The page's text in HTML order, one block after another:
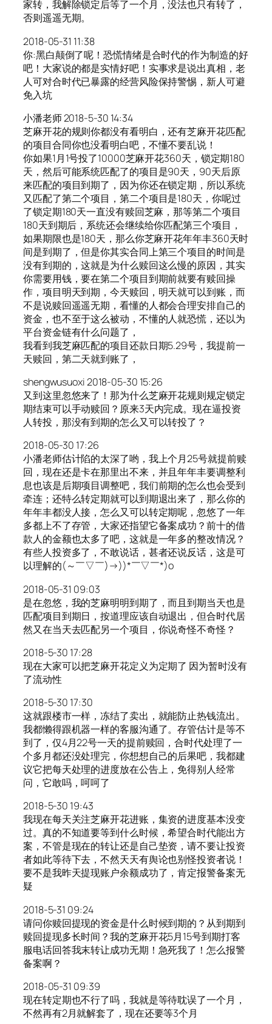
家转，我解除锁定后等了一个月，没法也只有转了，
否则遥遥无期。
2018-05-31 11:38
你:黑白颠倒了呢！恐慌情绪是合时代的作为制造的好
吧！大家说的都是实情好吧！实事求是说出真相，老
人可对合时代已暴露的经营风险保持警惕，新人可避
免入坑
小潘老师 2018-5-30 14:34
芝麻开花的规则你都没有看明白，还有芝麻开花匹配
的项目合同你也没看明白吧，不懂不要乱说！
你如果1月1号投了10000芝麻开花360天，锁定期180
天，然后可能系统匹配了的项目是90天，90天后原
来匹配的项目到期了，因为你还在锁定期，所以系统
又匹配了第二个项目，第二个项目是180天，你呢过
了锁定期180天一直没有赎回芝麻，那等第二个项目
180天到期后，系统还会继续给你匹配第三个项目，
如果期限也是180天，那么你芝麻开花年年丰360天时
间是到期了，但是你其实合同上第三个项目的时间是
没有到期的，这就是为什么赎回这么慢的原因，其实
你需要用钱，要在第二个项目到期前就要有赎回操
作，项目明天到期，今天赎回，明天就可以到账，而
不是说赎回遥遥无期，看懂的人都会合理安排自己的
资金，也不至于这么被动，不懂的人就恐慌，还以为
平台资金链有什么问题了，
我看到我芝麻匹配的项目还款日期5.29号，我提前一
天赎回，第二天就到账了，
shengwusuoxi 2018-05-30 15:26
又到这里忽悠来了！那为什么芝麻开花规则规定锁定
期结束可以手动赎回？原来3天内完成。现在逼投资
人转投，那没有到期的怎么又可以转投了？
2018-05-30 17:26
小潘老师估计陷的太深了哟，我上个月25号就提前赎
回，现在还是卡在那里出不来，并且年年丰要调整利
息也该是后期项目调整吧，我们前期的怎么也会受到
牵连；还特么转定期就可以到期退出来了，那么你的
年年丰都没人接，怎么又可以转定期呢，忽悠了一年
多都上不了存管，大家还指望它备案成功？前十的借
款人的金额也太多了吧，这就是一年多的整改情况？
有些人投资多了，不敢说话，甚者还说反话，这是可
以理解的(～￣▽￣)→))*￣▽￣*)o
2018-05-31 09:03
是在忽悠，我的芝麻明明到期了，而且到期当天也是
匹配项目到期日，按道理应该自动退出，但合时代居
然又在当天去匹配另一个项目，你说奇怪不奇怪？
2018-5-30 17:28
现在大家可以把芝麻开花定义为定期了 因为暂时没有
了流动性
2018-5-30 17:30
这就跟楼市一样，冻结了卖出，就能防止热钱流出。
我都懒得跟机器一样的客服沟通了。存管估计是等不
到了，仅4月22号一天的提前赎回，合时代处理了一
个多月都还没处理完，你想想自己的后果吧，我都建
议它把每天处理的进度放在公告上，免得别人经常
问，它敢吗，呵呵了
2018-5-30 19:43
我现在每天关注芝麻开花进账，集资的进度基本没变
过。真的不知道要等到什么时候，希望合时代能出方
案，不管是现在的转让还是自己垫资，请不要让投资
者如此等待下去，不然天天有舆论也别怪投资者说！
要不是我昨天提现账户余额成功了，肯定报警备案无
疑
2018-5-31 09:24
请问你赎回提现的资金是什么时候到期的？从到期到
赎回提现多长时间？我的芝麻开花5月15号到期打客
服电话回答我末转让成功无期！急死我了！怎么报警
备案啊？
2018-05-31 09:39
现在转定期也不行了吗，我就是等待耽误了一个月，
不然再有2月就解套了，现在还要等3个月